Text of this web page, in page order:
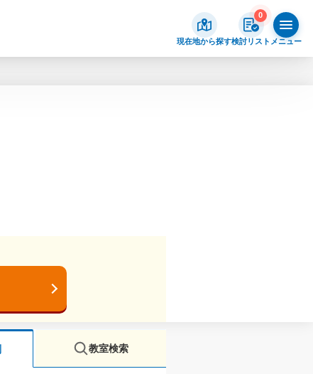
現在地から探す
0
検討リスト メニュー
教室検索